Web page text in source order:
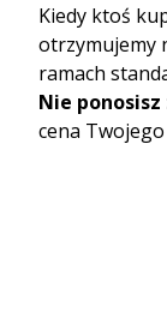
Kiedy ktoś
otrzymujemy
ramach
Nie
cena